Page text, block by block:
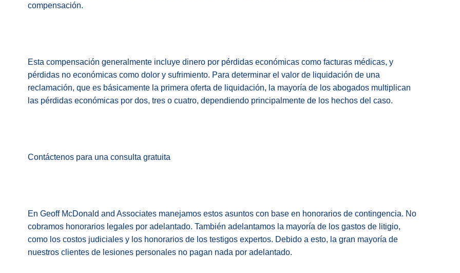
compensación.
Esta compensación generalmente incluye dinero por pérdidas económicas como facturas médicas, y
pérdidas no económicas como dolor y sufrimiento. Para determinar el valor de liquidación de una
reclamación, que es básicamente la primera oferta de liquidación, la mayoría de los abogados multiplican
las pérdidas económicas por dos, tres o cuatro, dependiendo principalmente de los hechos del caso.
Contáctenos para una consulta gratuita
En Geoff McDonald and Associates manejamos estos asuntos con base en honorarios de contingencia. No
cobramos honorarios legales por adelantado. También adelantamos la mayoría de los gastos de litigio,
como los costos judiciales y los honorarios de los testigos expertos. Debido a esto, la gran mayoría de
nuestros clientes de lesiones personales no pagan nada por adelantado.